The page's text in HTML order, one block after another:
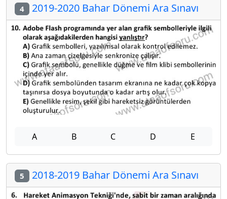
4 2019-2020 Bahar Dönemi Ara Sınavı
A B C D E
5 2018-2019 Bahar Dönemi Ara Sınavı